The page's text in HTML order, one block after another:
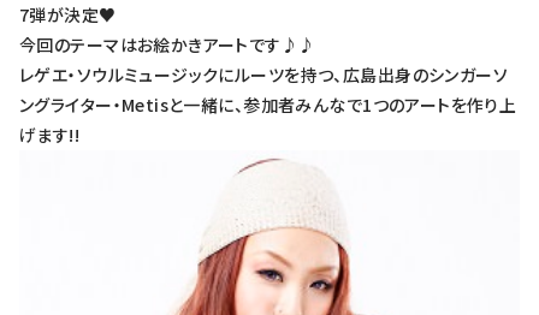
7弾が決定♥
今回のテーマはお絵かきアートです♪♪
レゲエ・ソウルミュージックにルーツを持つ、広島出身のシンガーソ
ングライター・Metisと一緒に、参加者みんなで1つのアートを作り上
げます!!